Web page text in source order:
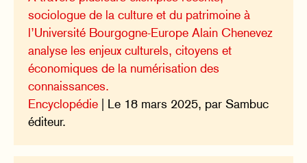
sociologue de la culture et du patrimoine à
l’Université Bourgogne-Europe Alain Chenevez
analyse les enjeux culturels, citoyens et
économiques de la numérisation des
connaissances.
Encyclopédie | Le 18 mars 2025, par Sambuc
éditeur.